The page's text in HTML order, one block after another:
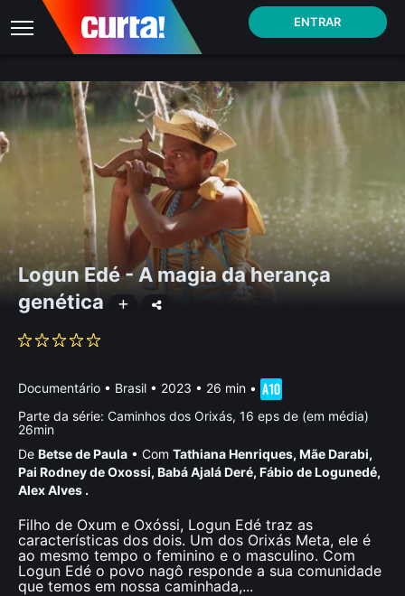
ENTRAR
Logun Edé - A magia da herança
genética
Documentário • Brasil • 2023 • 26 min •
Parte da série: Caminhos dos Orixás, 16 eps de (em média)
26min
De Betse de Paula • Com Tathiana Henriques, Mãe Darabi,
Pai Rodney de Oxossi, Babá Ajalá Deré, Fábio de Logunedé,
Alex Alves .
Filho de Oxum e Oxóssi, Logun Edé traz as
características dos dois. Um dos Orixás Meta, ele é
ao mesmo tempo o feminino e o masculino. Com
Logun Edé o povo nagô responde a sua comunidade
que temos em nossa caminhada,...